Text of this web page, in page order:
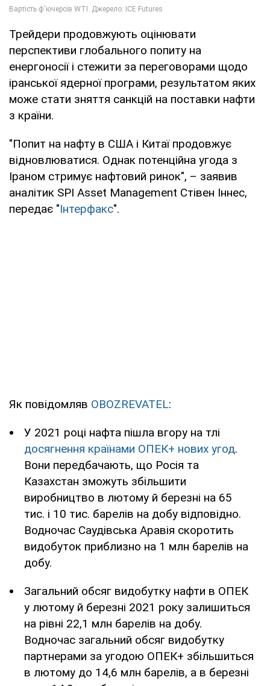
Трейдери продовжують оцінювати
перспективи глобального попиту на
енергоносії і стежити за переговорами щодо
іранської ядерної програми, результатом яких
може стати зняття санкцій на поставки нафти
з країни.
"Попит на нафту в США і Китаї продовжує
відновлюватися. Однак потенційна угода з
Іраном стримує нафтовий ринок", – заявив
аналітик SPI Asset Management Стівен Іннес,
передає "Інтерфакс".
Як повідомляв OBOZREVATEL:
У 2021 році нафта пішла вгору на тлі
досягнення країнами ОПЕК+ нових угод.
Вони передбачають, що Росія та
Казахстан зможуть збільшити
виробництво в лютому й березні на 65
тис. і 10 тис. барелів на добу відповідно.
Водночас Саудівська Аравія скоротить
видобуток приблизно на 1 млн барелів на
добу.
Загальний обсяг видобутку нафти в ОПЕК
у лютому й березні 2021 року залишиться
на рівні 22,1 млн барелів на добу.
Водночас загальний обсяг видобутку
партнерами за угодою ОПЕК+ збільшиться
в лютому до 14,6 млн барелів, а в березні